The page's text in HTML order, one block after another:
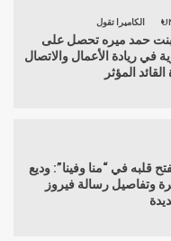
الكاميرا تقول
بنت حمد ميره تحصل على
في ريادة الأعمال والاتصال
المؤثر
قلبه في “منا وفينا”: وديع
وتفاصيل رسالة فيروز